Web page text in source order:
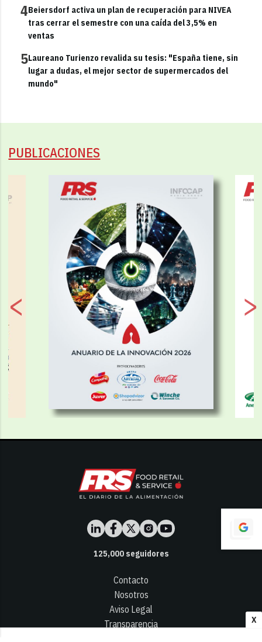
X
4Beiersdorf activa un plan de recuperación para NIVEA
tras cerrar el semestre con una caída del 3,5% en
ventas
5Laureano Turienzo revalida su tesis: "España tiene, sin
lugar a dudas, el mejor sector de supermercados del
mundo"
PUBLICACIONES
125,000seguidores
Contacto
Nosotros
Aviso Legal
Transparencia